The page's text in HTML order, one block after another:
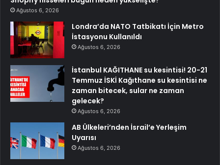
Ağustos 6, 2026
Londra’da NATO Tatbikatı İçin Metro
İstasyonu Kullanıldı
Ağustos 6, 2026
İstanbul KAĞITHANE su kesintisi! 20-21
Temmuz İSKİ Kağıthane su kesintisi ne
zaman bitecek, sular ne zaman
gelecek?
Ağustos 6, 2026
AB Ülkeleri’nden İsrail’e Yerleşim
Uyarısı
Ağustos 6, 2026